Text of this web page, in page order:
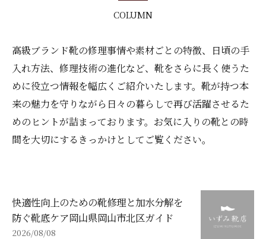
COLUMN
高級ブランド靴の修理事情や素材ごとの特徴、日頃の手
入れ方法、修理技術の進化など、靴をさらに長く使うた
めに役立つ情報を幅広くご紹介いたします。靴が持つ本
来の魅力を守りながら日々の暮らしで再び活躍させるた
めのヒントが詰まっております。お気に入りの靴との時
間を大切にするきっかけとしてご覧ください。
快適性向上のための靴修理と加水分解を
防ぐ靴底ケア岡山県岡山市北区ガイド
2026/08/08